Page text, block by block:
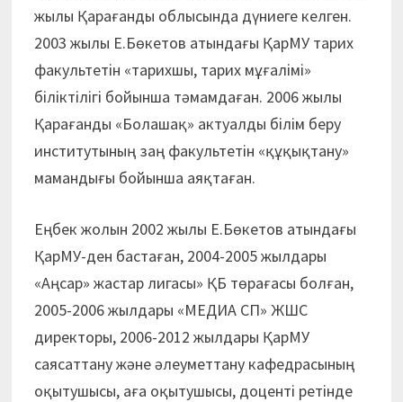
жылы Қарағанды облысында дүниеге келген.
2003 жылы Е.Бөкетов атындағы ҚарМУ тарих
факультетін «тарихшы, тарих мұғалімі»
біліктілігі бойынша тәмамдаған. 2006 жылы
Қарағанды «Болашақ» актуалды білім беру
институтының заң факультетін «құқықтану»
мамандығы бойынша аяқтаған.
Еңбек жолын 2002 жылы Е.Бөкетов атындағы
ҚарМУ-ден бастаған, 2004-2005 жылдары
«Аңсар» жастар лигасы» ҚБ төрағасы болған,
2005-2006 жылдары «МЕДИА СП» ЖШС
директоры, 2006-2012 жылдары ҚарМУ
саясаттану және әлеуметтану кафедрасының
оқытушысы, аға оқытушысы, доценті ретінде